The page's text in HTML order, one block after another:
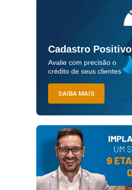
Cadastro Positivo
Avalie com precisão o
crédito de seus clientes
SAIBA MAIS